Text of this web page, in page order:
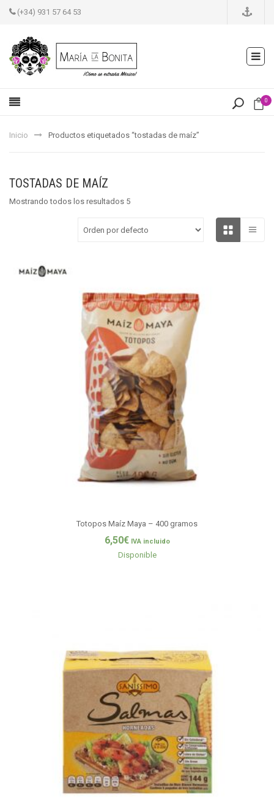
(+34) 931 57 64 53
0
Inicio Productos etiquetados “tostadas de maíz”
TOSTADAS DE MAÍZ
Mostrando todos los resultados 5
Totopos Maíz Maya – 400 gramos
6,50€ IVA incluido
Disponible